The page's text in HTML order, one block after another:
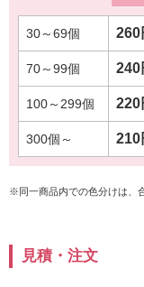
260
240
220
210
※同一商品内での色分けは、
見積・注文